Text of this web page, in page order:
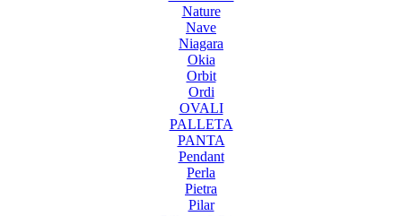
Nature
Nave
Niagara
Okia
Orbit
Ordi
OVALI
PALLETA
PANTA
Pendant
Perla
Pietra
Pilar